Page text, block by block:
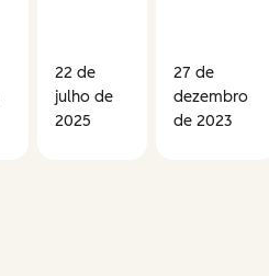
22 de
julho de
2025
27 de
dezembro
de 2023